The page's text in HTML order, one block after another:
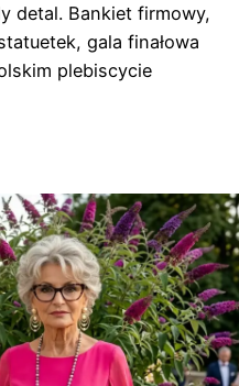
detal. Bankiet firmowy,
gala finałowa
plebiscycie